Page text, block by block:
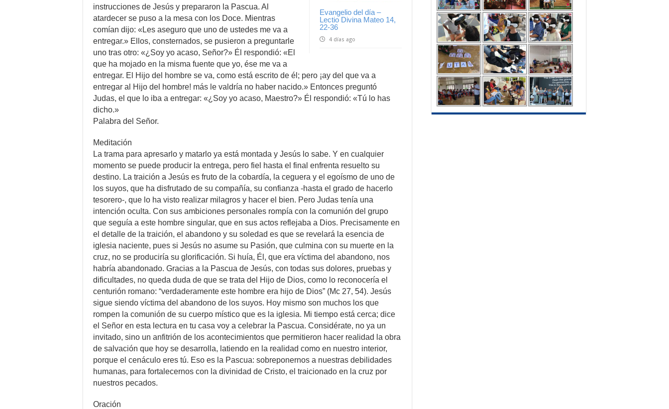
Evangelio del día –
Lectio Divina Mateo 14,
22-36
4 días ago
instrucciones de Jesús y prepararon la Pascua. Al
atardecer se puso a la mesa con los Doce. Mientras
comían dijo: «Les aseguro que uno de ustedes me va a
entregar.» Ellos, consternados, se pusieron a preguntarle
uno tras otro: «¿Soy yo acaso, Señor?» Él respondió: «El
que ha mojado en la misma fuente que yo, ése me va a
entregar. El Hijo del hombre se va, como está escrito de él; pero ¡ay del que va a
entregar al Hijo del hombre! más le valdría no haber nacido.» Entonces preguntó
Judas, el que lo iba a entregar: «¿Soy yo acaso, Maestro?» Él respondió: «Tú lo has
dicho.»
Palabra del Señor.
Meditación
La trama para apresarlo y matarlo ya está montada y Jesús lo sabe. Y en cualquier
momento se puede producir la entrega, pero fiel hasta el final enfrenta resuelto su
destino. La traición a Jesús es fruto de la cobardía, la ceguera y el egoísmo de uno de
los suyos, que ha disfrutado de su compañía, su confianza -hasta el grado de hacerlo
tesorero-, que lo ha visto realizar milagros y hacer el bien. Pero Judas tenía una
intención oculta. Con sus ambiciones personales rompía con la comunión del grupo
que seguía a este hombre singular, que en sus actos reflejaba a Dios. Precisamente en
el detalle de la traición, el abandono y su soledad es que se revelará la esencia de
iglesia naciente, pues si Jesús no asume su Pasión, que culmina con su muerte en la
cruz, no se produciría su glorificación. Si huía, Él, que era víctima del abandono, nos
habría abandonado. Gracias a la Pascua de Jesús, con todas sus dolores, pruebas y
dificultades, no queda duda de que se trata del Hijo de Dios, como lo reconocería el
centurión romano: “verdaderamente este hombre era hijo de Dios” (Mc 27, 54). Jesús
sigue siendo víctima del abandono de los suyos. Hoy mismo son muchos los que
rompen la comunión de su cuerpo místico que es la iglesia. Mi tiempo está cerca; dice
el Señor en esta lectura en tu casa voy a celebrar la Pascua. Considérate, no ya un
invitado, sino un anfitrión de los acontecimientos que permitieron hacer realidad la obra
de salvación que hoy se desarrolla, latiendo en la realidad como en nuestro interior,
porque el cenáculo eres tú. Eso es la Pascua: sobreponernos a nuestras debilidades
humanas, para fortalecernos con la divinidad de Cristo, el traicionado en la cruz por
nuestros pecados.
Oración